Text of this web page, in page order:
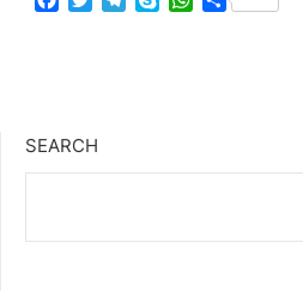
SEARCH